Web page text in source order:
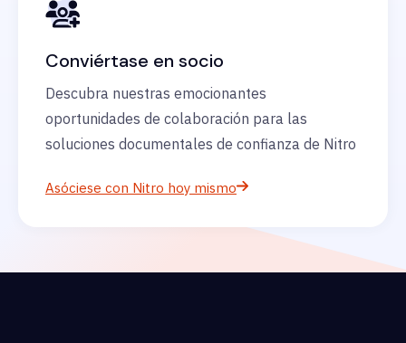
Conviértase en socio
Descubra nuestras emocionantes
oportunidades de colaboración para las
soluciones documentales de confianza de Nitro
Asóciese con Nitro hoy mismo